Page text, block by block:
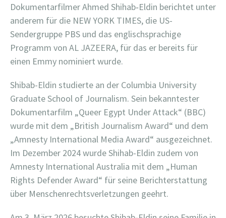
Dokumentarfilmer Ahmed Shihab‑Eldin berichtet unter
anderem für die NEW YORK TIMES, die US-
Sendergruppe PBS und das englischsprachige
Programm von AL JAZEERA, für das er bereits für
einen Emmy nominiert wurde.
Shibab-Eldin studierte an der Columbia University
Graduate School of Journalism. Sein bekanntester
Dokumentarfilm „Queer Egypt Under Attack“ (BBC)
wurde mit dem „British Journalism Award“ und dem
„Amnesty International Media Award“ ausgezeichnet.
Im Dezember 2024 wurde Shihab-Eldin zudem von
Amnesty International Australia mit dem „Human
Rights Defender Award“ für seine Berichterstattung
über Menschenrechtsverletzungen geehrt.